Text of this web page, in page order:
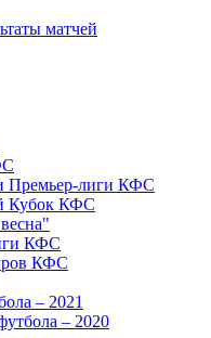
матчей
Премьер-лиги КФС
Кубок КФС
КФС
КФС
– 2021
– 2020